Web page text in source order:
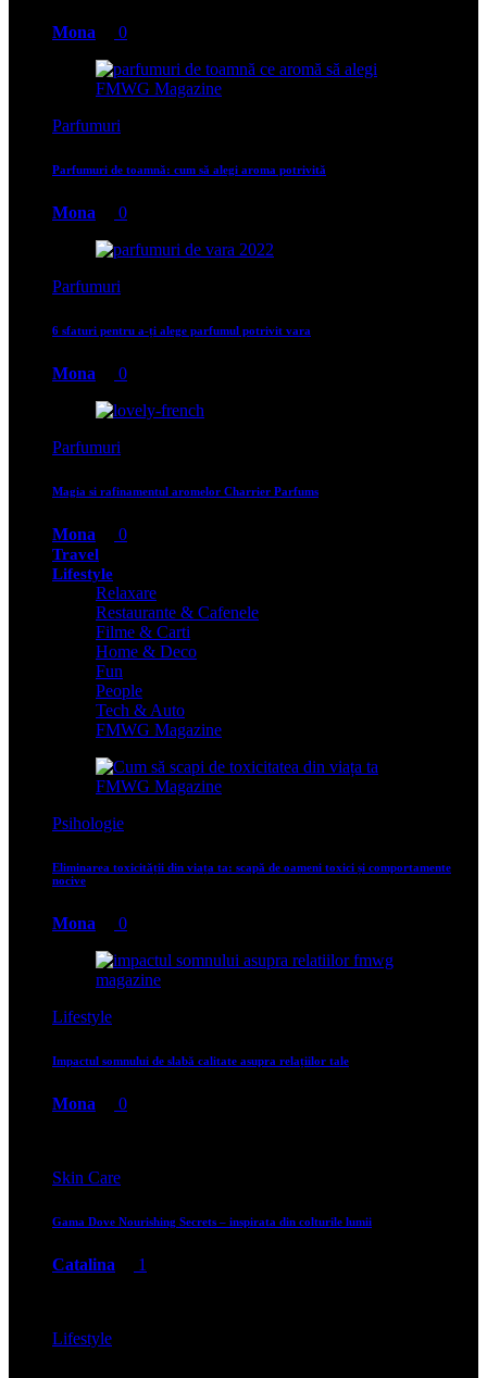
Mona 0
Parfumuri
Parfumuri de toamnă: cum să alegi aroma potrivită
Mona 0
Parfumuri
6 sfaturi pentru a-ți alege parfumul potrivit vara
Mona 0
Parfumuri
Magia si rafinamentul aromelor Charrier Parfums
Mona 0
Travel
Lifestyle
Relaxare
Restaurante & Cafenele
Filme & Carti
Home & Deco
Fun
People
Tech & Auto
FMWG Magazine
Psihologie
Eliminarea toxicității din viața ta: scapă de oameni toxici și comportamente
nocive
Mona 0
Lifestyle
Impactul somnului de slabă calitate asupra relațiilor tale
Mona 0
Skin Care
Gama Dove Nourishing Secrets – inspirata din colturile lumii
Catalina 1
Lifestyle